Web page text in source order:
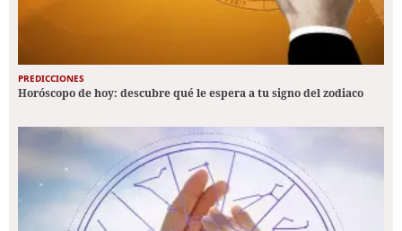
PREDICCIONES
Horóscopo de hoy: descubre qué le espera a tu signo del zodiaco